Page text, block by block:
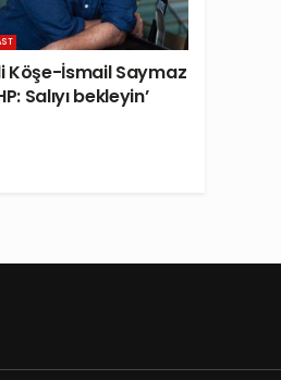
Köşe-İsmail Saymaz
Salıyı bekleyin’